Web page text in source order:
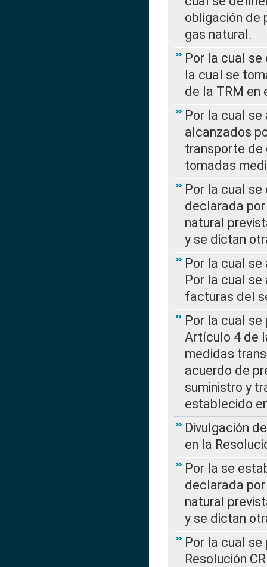
obligación de
gas natural.
Por la cual se
la cual se
de la TRM en
Por la cual
alcanzados
transporte de
tomadas
Por la cual
declarada
natural
y se dictan
Por la cual se
Por la cual
facturas del
Por la cual
Artículo 4 de
medidas
acuerdo de
suministro y
establecido
Divulgación
en la
Por la se
declarada
natural
y se dictan
Por la cual
Resolución